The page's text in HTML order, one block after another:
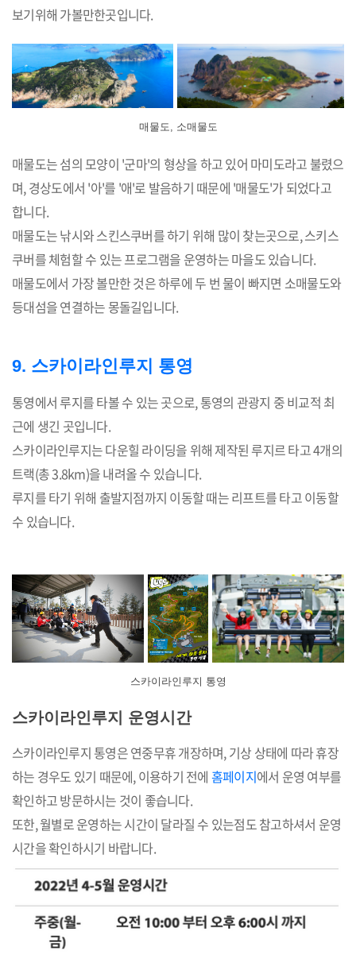
보기위해 가볼만한곳입니다.
매물도, 소매물도
매물도는 섬의 모양이 '군마'의 형상을 하고 있어 마미도라고 불렸으
며, 경상도에서 '아'를 '애'로 발음하기 때문에 '매물도'가 되었다고
합니다.
매물도는 낚시와 스킨스쿠버를 하기 위해 많이 찾는곳으로, 스키스
쿠버를 체험할 수 있는 프로그램을 운영하는 마을도 있습니다.
매물도에서 가장 볼만한 것은 하루에 두 번 물이 빠지면 소매물도와
등대섬을 연결하는 몽돌길입니다.
9. 스카이라인루지 통영
통영에서 루지를 타볼 수 있는 곳으로, 통영의 관광지 중 비교적 최
근에 생긴 곳입니다.
스카이라인루지는 다운힐 라이딩을 위해 제작된 루지르 타고 4개의
트랙(총 3.8km)을 내려올 수 있습니다.
루지를 타기 위해 출발지점까지 이동할 때는 리프트를 타고 이동할
수 있습니다.
스카이라인루지 통영
스카이라인루지 운영시간
스카이라인루지 통영은 연중무휴 개장하며, 기상 상태에 따라 휴장
하는 경우도 있기 때문에, 이용하기 전에 홈페이지에서 운영 여부를
확인하고 방문하시는 것이 좋습니다.
또한, 월별로 운영하는 시간이 달라질 수 있는점도 참고하셔서 운영
시간을 확인하시기 바랍니다.